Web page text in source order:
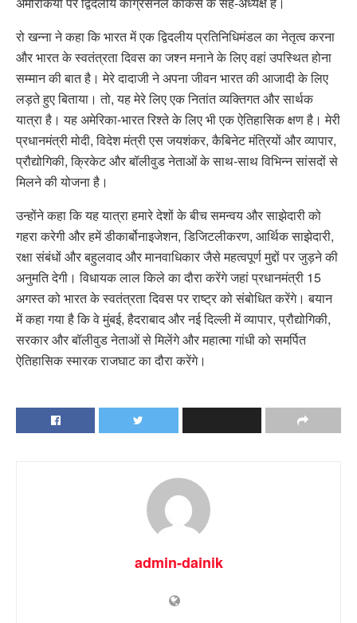
रो खन्ना ने कहा कि भारत में एक द्विदलीय प्रतिनिधिमंडल का नेतृत्व करना
और भारत के स्वतंत्रता दिवस का जश्न मनाने के लिए वहां उपस्थित होना
सम्मान की बात है। मेरे दादाजी ने अपना जीवन भारत की आजादी के लिए
लड़ते हुए बिताया। तो, यह मेरे लिए एक नितांत व्यक्तिगत और सार्थक
यात्रा है। यह अमेरिका-भारत रिश्ते के लिए भी एक ऐतिहासिक क्षण है। मेरी
प्रधानमंत्री मोदी, विदेश मंत्री एस जयशंकर, कैबिनेट मंत्रियों और व्यापार,
प्रौद्योगिकी, क्रिकेट और बॉलीवुड नेताओं के साथ-साथ विभिन्न सांसदों से
मिलने की योजना है।
उन्होंने कहा कि यह यात्रा हमारे देशों के बीच समन्वय और साझेदारी को
गहरा करेगी और हमें डीकार्बोनाइजेशन, डिजिटलीकरण, आर्थिक साझेदारी,
रक्षा संबंधों और बहुलवाद और मानवाधिकार जैसे महत्वपूर्ण मुद्दों पर जुड़ने की
अनुमति देगी। विधायक लाल किले का दौरा करेंगे जहां प्रधानमंत्री 15
अगस्त को भारत के स्वतंत्रता दिवस पर राष्ट्र को संबोधित करेंगे। बयान
में कहा गया है कि वे मुंबई, हैदराबाद और नई दिल्ली में व्यापार, प्रौद्योगिकी,
सरकार और बॉलीवुड नेताओं से मिलेंगे और महात्मा गांधी को समर्पित
ऐतिहासिक स्मारक राजघाट का दौरा करेंगे।
admin-dainik